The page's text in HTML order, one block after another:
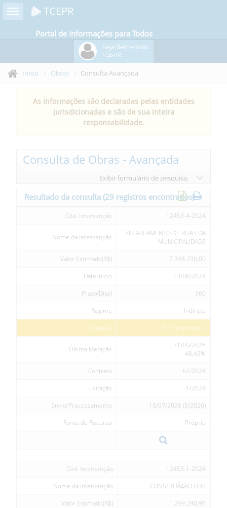
Toggle sidebar TCEPR
Portal de Informações para Todos
Seja Bem-vindo
TCE-PR
Início Obras Consulta Avançada
As informações são declaradas pelas entidades
jurisdicionadas e são de sua inteira
responsabilidade.
Consulta de Obras - Avançada
Exibir formulário de pesquisa.
Resultado da consulta (29 registros encontrados)
Cód. Intervenção 12453-4-2024
Nome da Intervenção
RECAPEAMENTO DE RUAS DA
MUNICIPALIDADE
Valor Estimado(R$)
7.348.730,00
Data Início
13/06/2024
Prazo(Dias)
360
Regime
Indireto
Situação
Em andamento
Última Medição
31/05/2026
48,43%
Contrato
62/2024
Licitação
1/2024
Envio/Processamento
16/07/2026 (5/2026)
Fonte de Recurso
Próprio
Cód. Intervenção
12453-1-2024
Nome da Intervenção
CONSTRUÃ‡AO UBS
Valor Estimado(R$)
1.259.290,96